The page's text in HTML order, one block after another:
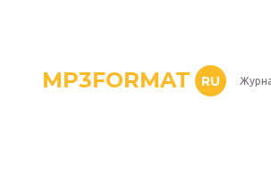
MP3FORMAT RU